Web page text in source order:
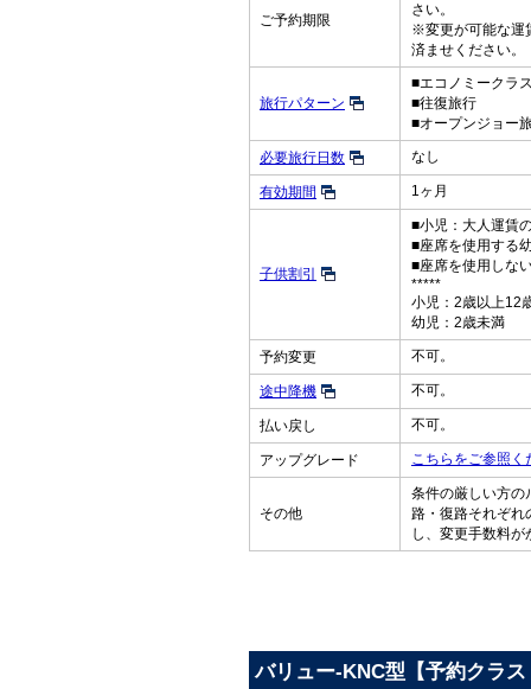
ご予約期限
さい。
※変更が可能な運
済ませください。
旅行パターン
■エコノミークラ
■往復旅行
■オープンジョー
必要旅行日数 なし
有効期間 1ヶ月
子供割引
■小児：大人運賃
■座席を使用する
■座席を使用しな
*****
小児：2歳以上12
幼児：2歳未満
予約変更 不可。
途中降機 不可。
払い戻し 不可。
アップグレード こちらをご参照く
その他
条件の厳しい方の
路・復路それぞれ
し、変更手数料
バリュー-KNC型【予約クラ